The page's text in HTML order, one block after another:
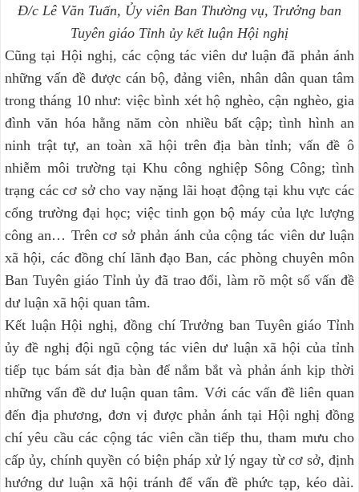
Đ/c Lê Văn Tuấn, Ủy viên Ban Thường vụ, Trưởng ban
Tuyên giáo Tỉnh ủy kết luận Hội nghị
Cũng tại Hội nghị, các cộng tác viên dư luận đã phản ánh
những vấn đề được cán bộ, đảng viên, nhân dân quan tâm
trong tháng 10 như: việc bình xét hộ nghèo, cận nghèo, gia
đình văn hóa hằng năm còn nhiều bất cập; tình hình an
ninh trật tự, an toàn xã hội trên địa bàn tỉnh; vấn đề ô
nhiễm môi trường tại Khu công nghiệp Sông Công; tình
trạng các cơ sở cho vay nặng lãi hoạt động tại khu vực các
cổng trường đại học; việc tinh gọn bộ máy của lực lượng
công an… Trên cơ sở phản ánh của cộng tác viên dư luận
xã hội, các đồng chí lãnh đạo Ban, các phòng chuyên môn
Ban Tuyên giáo Tỉnh ủy đã trao đổi, làm rõ một số vấn đề
dư luận xã hội quan tâm.
Kết luận Hội nghị, đồng chí Trưởng ban Tuyên giáo Tỉnh
ủy đề nghị đội ngũ cộng tác viên dư luận xã hội của tỉnh
tiếp tục bám sát địa bàn để nắm bắt và phản ánh kịp thời
những vấn đề dư luận quan tâm. Với các vấn đề liên quan
đến địa phương, đơn vị được phản ánh tại Hội nghị đồng
chí yêu cầu các cộng tác viên cần tiếp thu, tham mưu cho
cấp ủy, chính quyền có biện pháp xử lý ngay từ cơ sở, định
hướng dư luận xã hội tránh để vấn đề phức tạp, kéo dài.